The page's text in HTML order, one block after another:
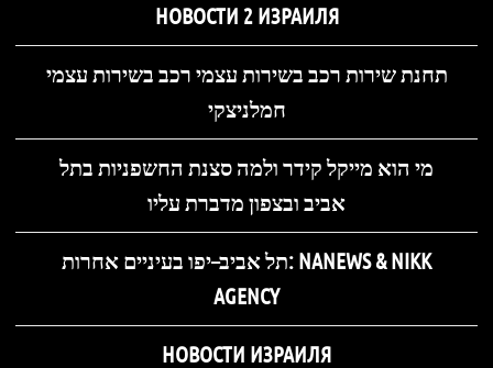
НОВОСТИ 2 ИЗРАИЛЯ
תחנת שירות רכב בשירות עצמי רכב בשירות עצמי
חמלניצקי
מי הוא מייקל קידר ולמה סצנת החשפניות בתל
אביב ובצפון מדברת עליו
תל אביב–יפו בעיניים אחרות: NANEWS & NIKK
AGENCY
НОВОСТИ ИЗРАИЛЯ